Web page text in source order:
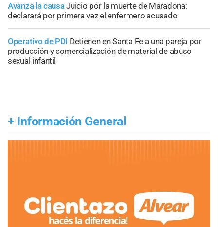
Avanza la causaJuicio por la muerte de Maradona:
declarará por primera vez el enfermero acusado
Operativo de PDI Detienen en Santa Fe a una pareja por
producción y comercialización de material de abuso
sexual infantil
+ Información General